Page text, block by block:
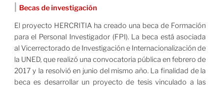
Becas de investigación
El proyecto HERCRITIA ha creado una beca de Formación
para el Personal Investigador (FPI). La beca está asociada
al Vicerrectorado de Investigación e Internacionalización de
la UNED, que realizó una convocatoria pública en febrero de
2017 y la resolvió en junio del mismo año. La finalidad de la
beca es desarrollar un proyecto de tesis vinculado a las